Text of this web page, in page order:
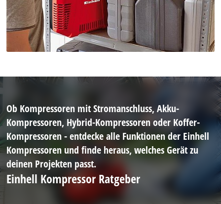
Ob Kompressoren mit Stromanschluss, Akku-
Kompressoren, Hybrid-Kompressoren oder Koffer-
Kompressoren - entdecke alle Funktionen der Einhell
Kompressoren und finde heraus, welches Gerät zu
deinen Projekten passt.
Einhell Kompressor Ratgeber